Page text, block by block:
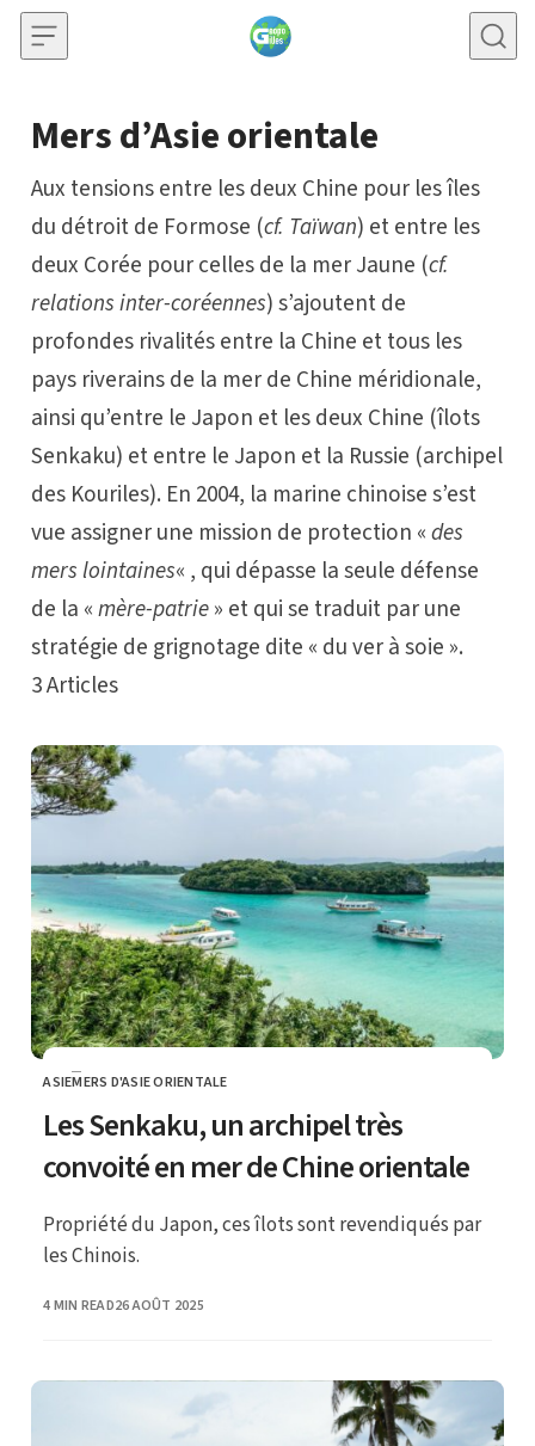
Skip to content
Mers d’Asie orientale
Aux tensions entre les deux Chine pour les îles
du détroit de Formose (cf. Taïwan) et entre les
deux Corée pour celles de la mer Jaune (cf.
relations inter-coréennes) s’ajoutent de
profondes rivalités entre la Chine et tous les
pays riverains de la mer de Chine méridionale,
ainsi qu’entre le Japon et les deux Chine (îlots
Senkaku) et entre le Japon et la Russie (archipel
des Kouriles). En 2004, la marine chinoise s’est
vue assigner une mission de protection «des
mers lointaines« , qui dépasse la seule défense
de la «mère-patrie» et qui se traduit par une
stratégie de grignotage dite « du ver à soie ».
3Articles
CATEGORY
ASIEMERS D'ASIE ORIENTALE
Les Senkaku, un archipel très
convoité en mer de Chine orientale
Propriété du Japon, ces îlots sont revendiqués par
les Chinois.
4 MIN READPUBLISHED
26 AOÛT 2025